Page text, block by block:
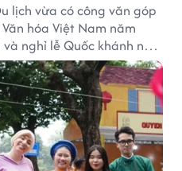
lịch vừa có công văn góp
hóa Việt Nam năm
nghỉ lễ Quốc khánh năm